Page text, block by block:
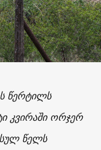
წერტილს
კვირაში ორჯერ
წელს